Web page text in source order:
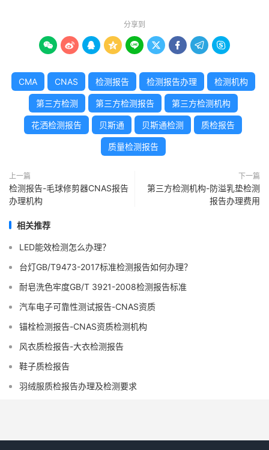
分享到
        
CMA CNAS 检测报告 检测报告办理 检测机构
第三方检测 第三方检测报告 第三方检测机构
花洒检测报告 贝斯通 贝斯通检测 质检报告
质量检测报告
上一篇
检测报告-毛球修剪器CNAS报告
办理机构
下一篇
第三方检测机构-防溢乳垫检测
报告办理费用
相关推荐
LED能效检测怎么办理？
台灯GB/T9473-2017标准检测报告如何办理？
耐皂洗色牢度GB/T 3921-2008检测报告标准
汽车电子可靠性测试报告-CNAS资质
锚栓检测报告-CNAS资质检测机构
风衣质检报告-大衣检测报告
鞋子质检报告
羽绒服质检报告办理及检测要求